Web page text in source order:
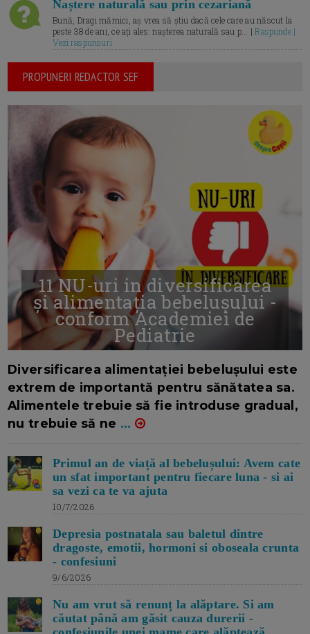
Naștere naturală sau prin cezariană
Bună, Dragi mămici, aș vrea să știu dacă cele care au născut la
peste 38 de ani, ce ați ales: nașterea naturală sau p... |Raspunde |
Vezi raspunsuri
PROPUNERI REDACTOR SEF
11 NU-uri in diversificarea
și alimentația bebelușului -
conform Academiei de
Pediatrie
Diversificarea alimentației bebelușului este
extrem de importantă pentru sănătatea sa.
Alimentele trebuie să fie introduse gradual,
nu trebuie să ne ...
Primul an de viață al bebelușului: Avem cate
un sfat important pentru fiecare luna - si ai
sa vezi ca te va ajuta
10/7/2026
Depresia postnatala sau baletul dintre
dragoste, emotii, hormoni si oboseala crunta
- confesiuni
9/6/2026
Nu am vrut să renunț la alăptare. Si am
căutat până am găsit cauza durerii -